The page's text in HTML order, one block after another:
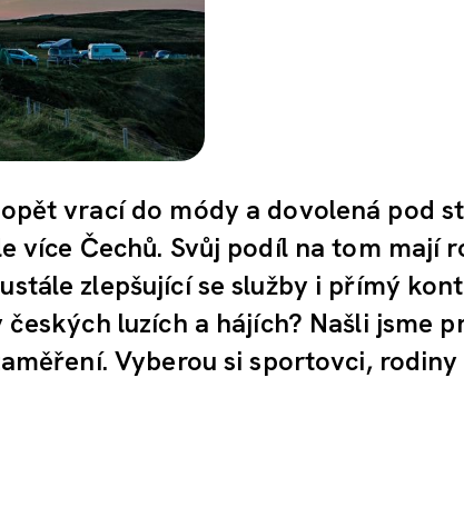
vrací do módy a dovolená pod
více Čechů. Svůj podíl na tom mají
zlepšující se služby i přímý
luzích a hájích? Našli jsme
Vyberou si sportovci, rodiny